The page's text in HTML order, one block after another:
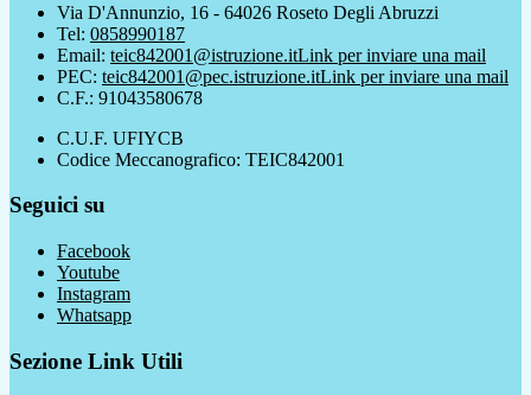
Via D'Annunzio, 16 - 64026 Roseto Degli Abruzzi
Tel: 0858990187
Email: teic842001@istruzione.itLink per inviare una mail
PEC: teic842001@pec.istruzione.itLink per inviare una mail
C.F.: 91043580678
C.U.F. UFIYCB
Codice Meccanografico: TEIC842001
Seguici su
Facebook
Youtube
Instagram
Whatsapp
Sezione Link Utili